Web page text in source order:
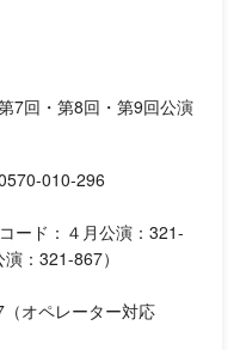
7回・第8回・第9回公演
010-296
ード：４月公演：321-
：321-867）
オペレーター対応